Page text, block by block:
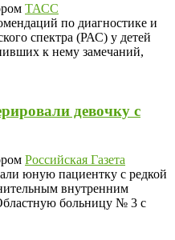
ТАСС
по диагностике и
спектра (РАС) у детей
к нему замечаний,
девочку с
Российская Газета
юную пациентку с редкой
внутренним
больницу № 3 с